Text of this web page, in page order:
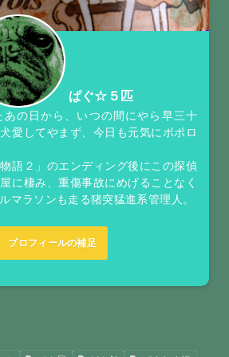
ぱぐ☆５匹
あの日から、いつの間にやら早三十
愛してやまず、今日も元気にポポロ
物語２」のエンディング後にこの探偵
に棲み、重傷事故にめげることなく
マラソンも走る猪突猛進系管理人。
プロフィールの補足